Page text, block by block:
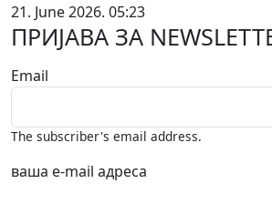
21. June 2026. 05:23
ПРИЈАВА ЗА
Email
The subscriber's email address.
ваша е-mail адреса